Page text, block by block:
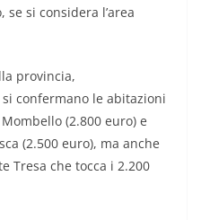
se si considera l’area
provincia,
confermano le abitazioni
(2.800 euro) e
(2.500 euro), ma anche
Tresa che tocca i 2.200